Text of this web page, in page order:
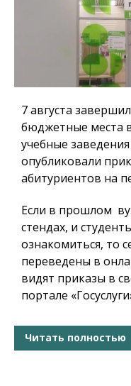
7 августа
бюджетные места
учебные
опубликовали
абитуриентов на
Если в прошлом
стендах, и
ознакомиться, то
переведены в
видят приказы в
портале
Читать полностью